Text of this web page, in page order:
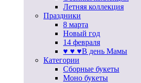
Летняя коллекция
Праздники
8 марта
Новый год
14 февраля
♥ ♥ ♥В день Мамы
Категории
Сборные букеты
Моно букеты